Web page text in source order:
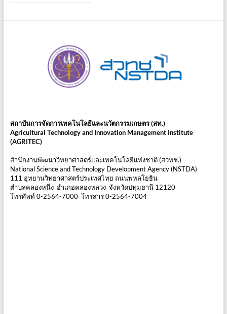
สถาบันการจัดการเทคโนโลยีและนวัตกรรมเกษตร (สท.)
Agricultural Technology and Innovation Management Institute
(AGRITEC)
สำนักงานพัฒนาวิทยาศาสตร์และเทคโนโลยีแห่งชาติ (สวทช.)
National Science and Technology Development Agency (NSTDA)
111 อุทยานวิทยาศาสตร์ประเทศไทย ถนนพหลโยธิน
ตำบลคลองหนึ่ง อำเภอคลองหลวง จังหวัดปทุมธานี 12120
โทรศัพท์ 0-2564-7000 โทรสาร 0-2564-7004